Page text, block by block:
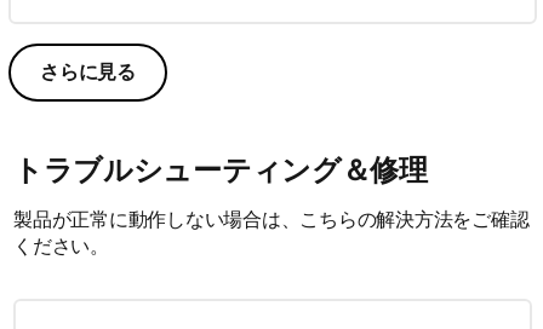
さらに見る
トラブルシューティング＆修理
製品が正常に動作しない場合は、こちらの解決方法をご確認
ください。